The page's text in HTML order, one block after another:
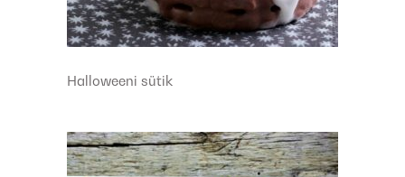
Halloweeni sütik